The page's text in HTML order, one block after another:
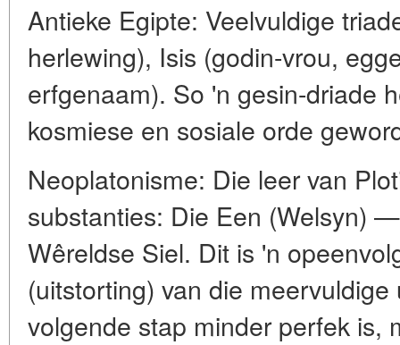
Antieke Egipte: Veelvuldige
herlewing), Isis (godin-vrou,
erfgenaam). So 'n gesin-driade
kosmiese en sosiale orde
Neoplatonisme: Die leer van
substanties: Die Een (Welsyn)
Wêreldse Siel. Dit is 'n
(uitstorting) van die
volgende stap minder perfek is,